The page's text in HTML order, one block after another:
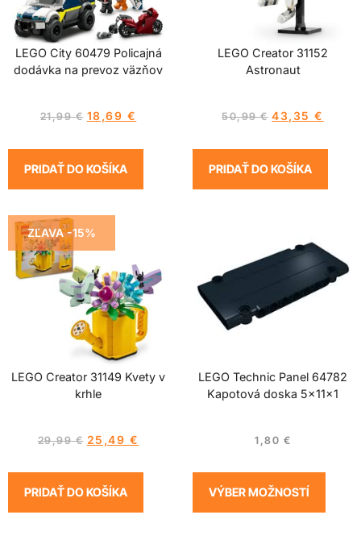
LEGO City 60479 Policajná
dodávka na prevoz väzňov
21,99€ 18,69 €
PRIDAŤ DO KOŠÍKA
LEGO Creator 31152
Astronaut
50,99€ 43,35€
PRIDAŤ DO KOŠÍKA
ZĽAVA -15%
LEGO Creator 31149 Kvety v
krhle
29,99€ 25,49 €
PRIDAŤ DO KOŠÍKA
LEGO Technic Panel 64782
Kapotová doska 5x11x1
1,80 €
VÝBER MOŽNOSTÍ